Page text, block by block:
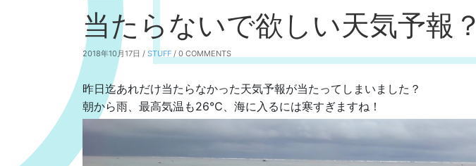
当たらないで欲しい天気予報？
2018年10月17日 / STUFF / 0 COMMENTS
昨日迄あれだけ当たらなかった天気予報が当たってしまいました？
朝から雨、最高気温も26℃、海に入るには寒すぎますね！